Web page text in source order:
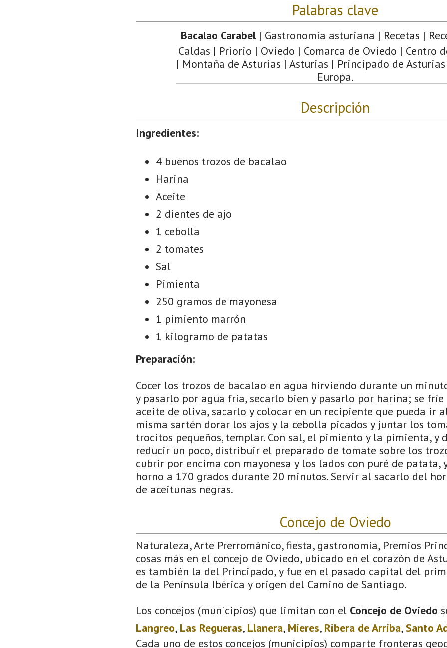
Palabras clave
Bacalao Carabel | Gastronomía asturiana | Recetas |
Caldas | Priorio | Oviedo | Comarca de Oviedo | Centro
| Montaña de Asturias | Asturias | Principado de Asturias
Europa.
Descripción
Ingredientes:
4 buenos trozos de bacalao
Harina
Aceite
2 dientes de ajo
1 cebolla
2 tomates
Sal
Pimienta
250 gramos de mayonesa
1 pimiento marrón
1 kilogramo de patatas
Preparación:
Cocer los trozos de bacalao en agua hirviendo durante un
y pasarlo por agua fría, secarlo bien y pasarlo por harina; se fríe
aceite de oliva, sacarlo y colocar en un recipiente que pueda ir
misma sartén dorar los ajos y la cebolla picados y juntar los
trocitos pequeños, templar. Con sal, el pimiento y la pimienta, y
reducir un poco, distribuir el preparado de tomate sobre los
cubrir por encima con mayonesa y los lados con puré de patata,
horno a 170 grados durante 20 minutos. Servir al sacarlo del
de aceitunas negras.
Concejo de Oviedo
Naturaleza, Arte Prerrománico, fiesta, gastronomía, Premios
cosas más en el concejo de Oviedo, ubicado en el corazón de
es también la del Principado, y fue en el pasado capital del
de la Península Ibérica y origen del Camino de Santiago.
Los concejos (municipios) que limitan con el Concejo de Oviedo
Langreo, Las Regueras, Llanera, Mieres, Ribera de Arriba,Santo
Cada uno de estos concejos (municipios) comparte fronteras